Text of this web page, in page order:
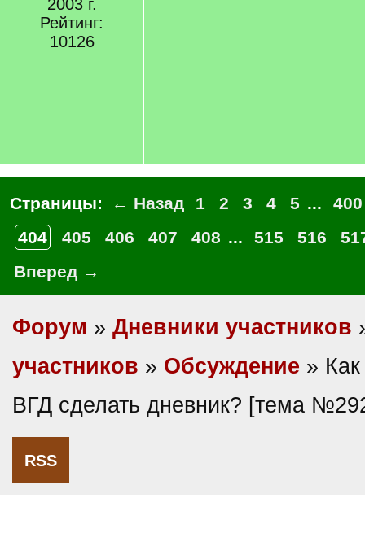
2003 г.
Рейтинг:
10126
Страницы: ← Назад 1 2 3 4 5 ...
400
404
405 406 407 408 ... 515 516
Вперед →
Форум » Дневники участников
участников » Обсуждение »
ВГД сделать дневник? [тема
RSS